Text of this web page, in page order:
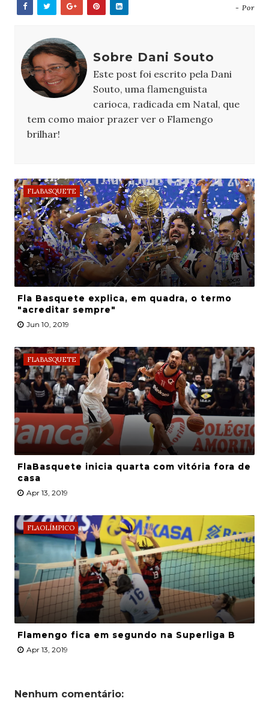
- Por
Sobre Dani Souto
Este post foi escrito pela Dani
Souto, uma flamenguista
carioca, radicada em Natal, que
tem como maior prazer ver o Flamengo
brilhar!
FLABASQUETE
Fla Basquete explica, em quadra, o termo
"acreditar sempre"
Jun 10, 2019
FLABASQUETE
FlaBasquete inicia quarta com vitória fora de
casa
Apr 13, 2019
FLAOLÍMPICO
Flamengo fica em segundo na Superliga B
Apr 13, 2019
Nenhum comentário: